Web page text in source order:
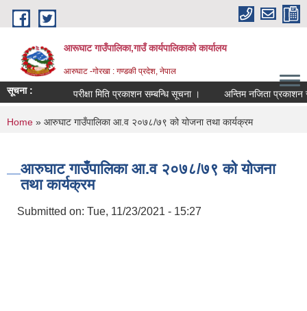
Skip to main content
आरूघाट गाउँपालिका,गाउँ कार्यपालिकाको कार्यालय
आरुघाट -गोरखा : गण्डकी प्रदेश, नेपाल
सूचना : परीक्षा मिति प्रकाशन सम्बन्धि सूचना । अन्तिम नजिता प्रकाशन
You are here
Home » आरुघाट गाउँपालिका आ.व २०७८/७९ को योजना तथा कार्यक्रम
आरुघाट गाउँपालिका आ.व २०७८/७९ को योजना
तथा कार्यक्रम
Submitted on: Tue, 11/23/2021 - 15:27